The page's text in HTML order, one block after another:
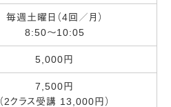
毎週土曜日（4回／月）
8:50～10:05
5,000円
7,500円
（2クラス受講 13,000円）